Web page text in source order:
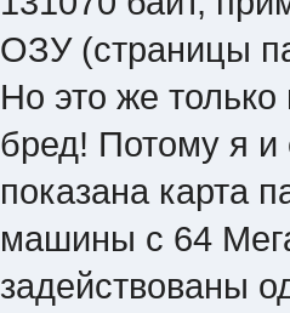
ОЗУ (страницы
Но это же
бред! Потому я и
показана карта
машины с 64
задействованы